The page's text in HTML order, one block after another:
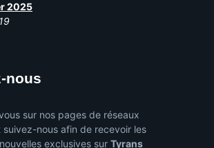
2025
nous
sur nos pages de réseaux
suivez-nous afin de recevoir les
exclusives sur Tyrans